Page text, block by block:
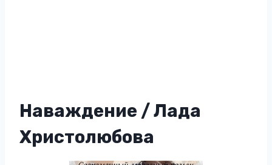
Наваждение / Лада
Христолюбова